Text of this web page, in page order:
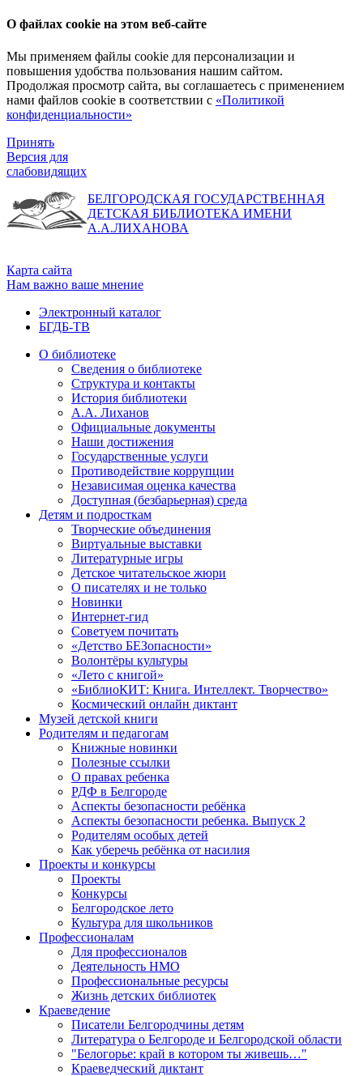
О файлах cookie на этом веб-сайте
Мы применяем файлы cookie для персонализации и
повышения удобства пользования нашим сайтом.
Продолжая просмотр сайта, вы соглашаетесь с применением
нами файлов cookie в соответствии с «Политикой
конфиденциальности»
Принять
Версия для
слабовидящих
БЕЛГОРОДСКАЯ ГОСУДАРСТВЕННАЯ
ДЕТСКАЯ БИБЛИОТЕКА ИМЕНИ
А.А.ЛИХАНОВА
Карта сайта
Нам важно ваше мнение
Электронный каталог
БГДБ-ТВ
О библиотеке
Сведения о библиотеке
Структура и контакты
История библиотеки
А.А. Лиханов
Официальные документы
Наши достижения
Государственные услуги
Противодействие коррупции
Независимая оценка качества
Доступная (безбарьерная) среда
Детям и подросткам
Творческие объединения
Виртуальные выставки
Литературные игры
Детское читательское жюри
О писателях и не только
Новинки
Интернет-гид
Советуем почитать
«Детство БЕЗопасности»
Волонтёры культуры
«Лето с книгой»
«БиблиоКИТ: Книга. Интеллект. Творчество»
Космический онлайн диктант
Музей детской книги
Родителям и педагогам
Книжные новинки
Полезные ссылки
О правах ребенка
РДФ в Белгороде
Аспекты безопасности ребёнка
Аспекты безопасности ребенка. Выпуск 2
Родителям особых детей
Как уберечь ребёнка от насилия
Проекты и конкурсы
Проекты
Конкурсы
Белгородское лето
Культура для школьников
Профессионалам
Для профессионалов
Деятельность НМО
Профессиональные ресурсы
Жизнь детских библиотек
Краеведение
Писатели Белгородчины детям
Литература о Белгороде и Белгородской области
"Белогорье: край в котором ты живешь…"
Краеведческий диктант